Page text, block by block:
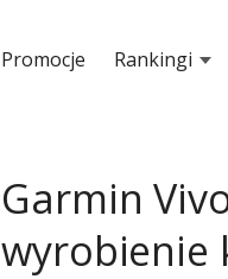
Promocje Rankingi
Garmin
wyrobienie